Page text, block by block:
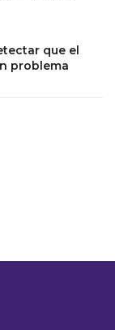
que el
problema